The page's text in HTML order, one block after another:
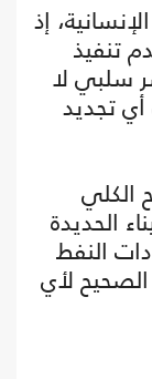
إذ
تنفيذ
سلبي لا
تجديد
الكلي
الحديدة
النفط
لأي